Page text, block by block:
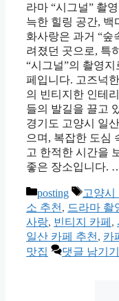
라마 “시그널” 촬
늑한 힐링 공간, 백
화사랑은 과거 “숲
려졌던 곳으로, 특
“시그널”의 촬영
페입니다. 고즈넉
의 빈티지한 인테
들의 발길을 끌고
경기도 고양시 일
으며, 복잡한 도심
고 한적한 시간을
좋은 장소입니다.
카
테
고
리
posting
태
그
고양시
소 추천 , 드라마 촬
사랑, 빈티지 카페 ,
일산 카페 추천 , 카
맛집
댓글 남기기